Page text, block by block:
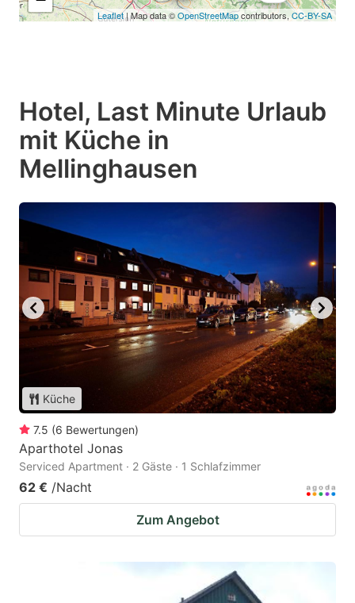
Leaflet| Map data ©OpenStreetMapcontributors, CC-BY-SA
Hotel, Last Minute Urlaub
mit Küche in
Mellinghausen
Küche
7.5 (6 Bewertungen)
Aparthotel Jonas
Serviced Apartment · 2 Gäste · 1 Schlafzimmer
62 € /Nacht
Zum Angebot